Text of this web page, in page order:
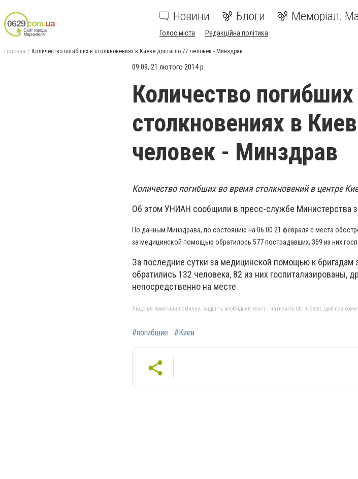
Новини Блоги Меморіал.
Голос міста Редакційна політика
Головна Количество погибших в столкновениях в Киеве достигло 77 человек - Минздрав
09:09, 21 лютого 2014 р.
Количество
столкновениях в
человек - Минздрав
Количество погибших во время столкновений в центре
Об этом УНИАН сообщили в пресс-службе Министерства
По данным Минздрава, по состоянию на 06.00 21 февраля с места
за медицинской помощью обратилось 577 пострадавших, 369 из них
За последние сутки за медицинской помощью к
обратились 132 человека, 82 из них госпитализированы,
непосредственно на месте.
Якщо ви помітили помилку, виділіть необхідний текст і натисніть Ctrl + Enter, щоб
#погибшие #Киев